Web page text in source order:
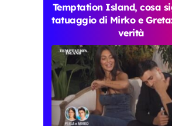
Temptation Island, cosa
tatuaggio di Mirko e
verità